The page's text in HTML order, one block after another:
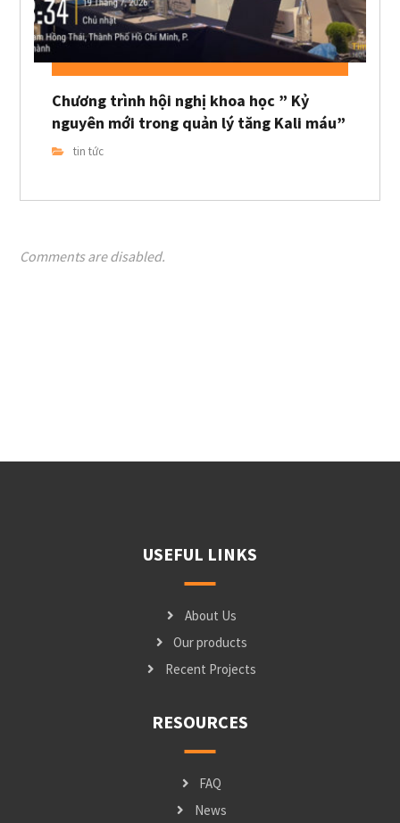
Chương trình hội nghị khoa học ” Kỷ
nguyên mới trong quản lý tăng Kali máu”
tin tức
Comments are disabled.
USEFUL LINKS
About Us
Our products
Recent Projects
RESOURCES
FAQ
News